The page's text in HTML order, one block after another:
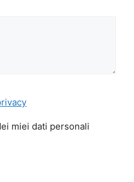
miei dati personali